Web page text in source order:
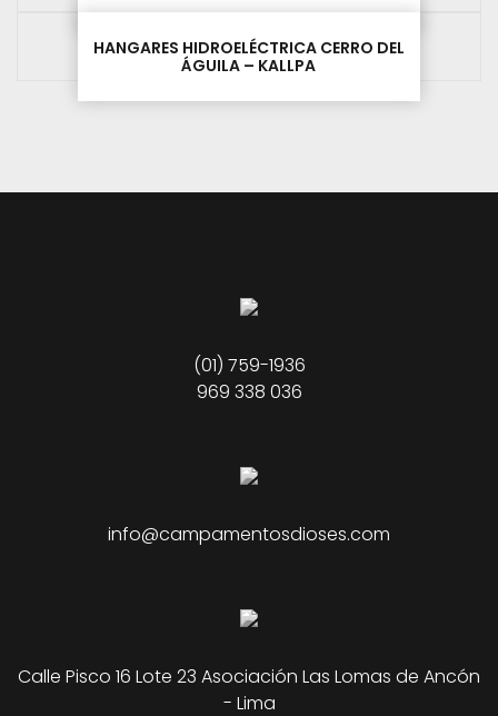
HANGARES HIDROELÉCTRICA CERRO DEL
ÁGUILA – KALLPA
(01) 759-1936
969 338 036
info@campamentosdioses.com
Calle Pisco 16 Lote 23 Asociación Las Lomas de Ancón
- Lima